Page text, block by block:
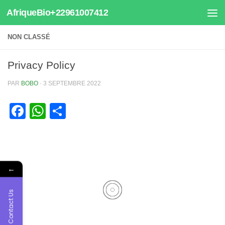
Au dessous du contenu
AfriqueBio+22961007412
NON CLASSÉ
Privacy Policy
PAR BOBO · 3 SEPTEMBRE 2022
Facebook
WhatsApp
←
Contact Us